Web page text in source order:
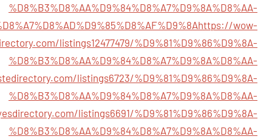
%D8%B3%D8%AA%D9%84%D8%A7%D9%8A%D8%AA-
https://wow-
listings12477479/%D9%81%D9%86%D9%8A-
%D8%B3%D8%AA%D9%84%D8%A7%D9%8A%D8%AA-
listings6723/%D9%81%D9%86%D9%8A-
%D8%B3%D8%AA%D9%84%D8%A7%D9%8A%D8%AA-
listings6691/%D9%81%D9%86%D9%8A-
%D8%B3%D8%AA%D9%84%D8%A7%D9%8A%D8%AA-